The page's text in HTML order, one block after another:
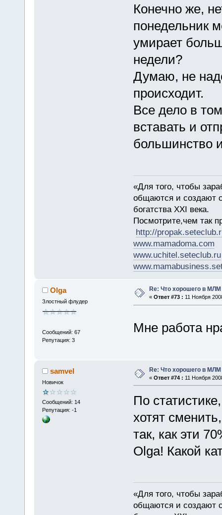
Конечно же,
понедельник
умирает
недели?
Думаю, не
происходит.
Все дело в
вставать и
большинство
«Для того, чтобы
общаются и создают
богатства XXI века.
Посмотрите,чем так
http://
www.mamadoma.com
www.uchitel.seteclub.ru
Olga
Злостный флудер
Сообщений: 67
Репутация: 3
Re: Что хорошего в МЛМ
« Ответ #73 : 11 Ноября
Мне работа
samvel
Новичок
Сообщений: 14
Репутация: -1
Re: Что хорошего в МЛМ
« Ответ #74 : 11 Ноября
По
хотят
так, как эти
Olga! Какой
«Для того, чтобы
общаются и создают